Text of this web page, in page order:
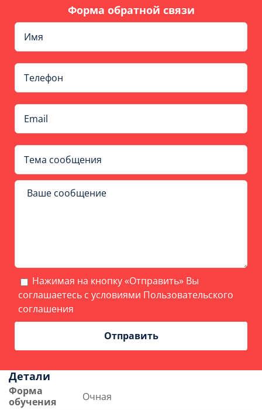
Форма обратной связи
Нажимая на кнопку «Отправить» Вы
соглашаетесь с условиями Пользовательского
соглашения
Детали
Форма
обучения
Очная